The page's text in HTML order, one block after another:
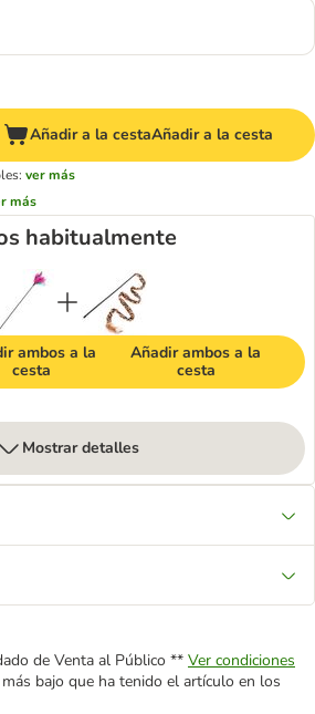
Añadir a la cestaAñadir a la cesta
ver más
más
habitualmente
ambos a la
cesta
Añadir ambos a la
cesta
Mostrar detalles
de Venta al Público ** Ver condiciones
bajo que ha tenido el artículo en los